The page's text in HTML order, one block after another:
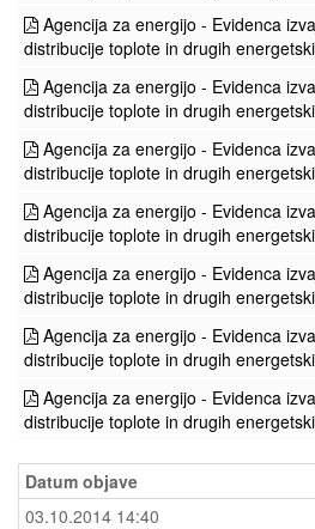
Agencija za energijo - Evidenca
distribucije toplote in drugih
Agencija za energijo - Evidenca
distribucije toplote in drugih
Agencija za energijo - Evidenca
distribucije toplote in drugih
Agencija za energijo - Evidenca
distribucije toplote in drugih
Agencija za energijo - Evidenca
distribucije toplote in drugih
Agencija za energijo - Evidenca
distribucije toplote in drugih
Agencija za energijo - Evidenca
distribucije toplote in drugih
Datum objave
03.10.2014 14:40